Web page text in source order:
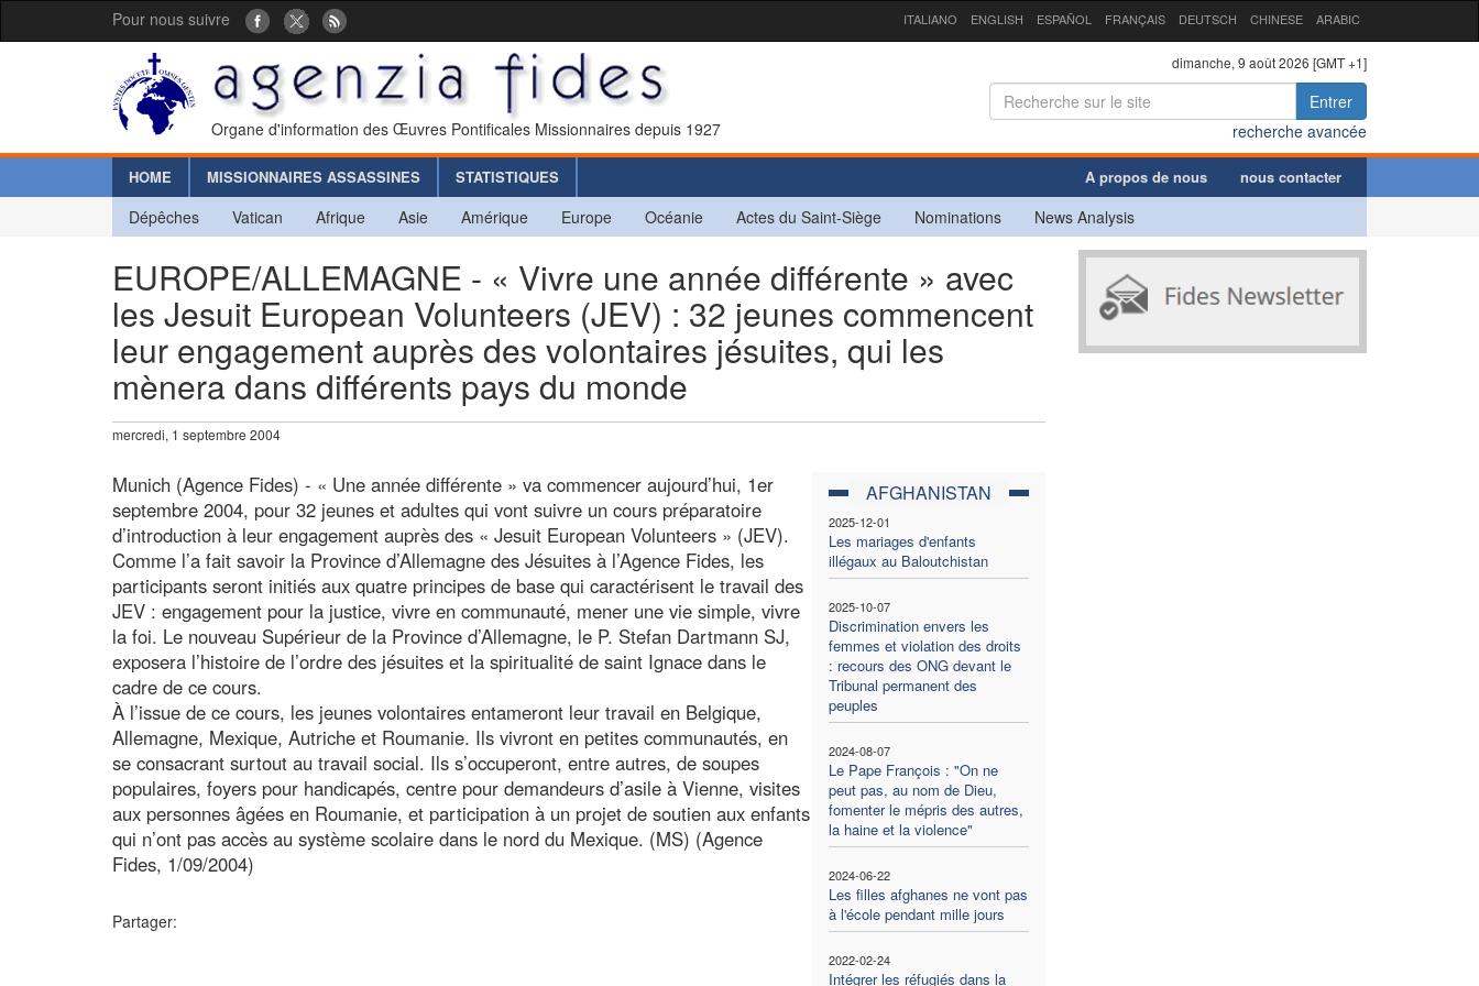
Pour nous suivre ITALIANO ENGLISH ESPAÑOL FRANÇAIS DEUTSCH CHINESE ARABIC
Organe d'information des Œuvres Pontificales Missionnaires depuis 1927
dimanche, 9 août 2026 [GMT +1]
Entrer
recherche avancée
HOME MISSIONNAIRES ASSASSINES STATISTIQUES A propos de nous nous contacter
Dépêches Vatican Afrique Asie Amérique Europe Océanie Actes du Saint-Siège Nominations News Analysis
EUROPE/ALLEMAGNE - « Vivre une année différente » avec
les Jesuit European Volunteers (JEV) : 32 jeunes commencent
leur engagement auprès des volontaires jésuites, qui les
mènera dans différents pays du monde
mercredi, 1 septembre 2004
AFGHANISTAN
2025-12-01
Les mariages d'enfants
illégaux au Baloutchistan
2025-10-07
Discrimination envers les
femmes et violation des droits
: recours des ONG devant le
Tribunal permanent des
peuples
2024-08-07
Le Pape François : "On ne
peut pas, au nom de Dieu,
fomenter le mépris des autres,
la haine et la violence"
2024-06-22
Les filles afghanes ne vont pas
à l'école pendant mille jours
2022-02-24
Intégrer les réfugiés dans la
Munich (Agence Fides) - « Une année différente » va commencer aujourd’hui, 1er
septembre 2004, pour 32 jeunes et adultes qui vont suivre un cours préparatoire
d’introduction à leur engagement auprès des « Jesuit European Volunteers » (JEV).
Comme l’a fait savoir la Province d’Allemagne des Jésuites à l’Agence Fides, les
participants seront initiés aux quatre principes de base qui caractérisent le travail des
JEV : engagement pour la justice, vivre en communauté, mener une vie simple, vivre
la foi. Le nouveau Supérieur de la Province d’Allemagne, le P. Stefan Dartmann SJ,
exposera l’histoire de l’ordre des jésuites et la spiritualité de saint Ignace dans le
cadre de ce cours.
À l’issue de ce cours, les jeunes volontaires entameront leur travail en Belgique,
Allemagne, Mexique, Autriche et Roumanie. Ils vivront en petites communautés, en
se consacrant surtout au travail social. Ils s’occuperont, entre autres, de soupes
populaires, foyers pour handicapés, centre pour demandeurs d’asile à Vienne, visites
aux personnes âgées en Roumanie, et participation à un projet de soutien aux enfants
qui n’ont pas accès au système scolaire dans le nord du Mexique. (MS) (Agence
Fides, 1/09/2004)
Partager: